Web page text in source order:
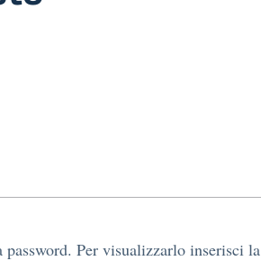
password. Per visualizzarlo inserisci la